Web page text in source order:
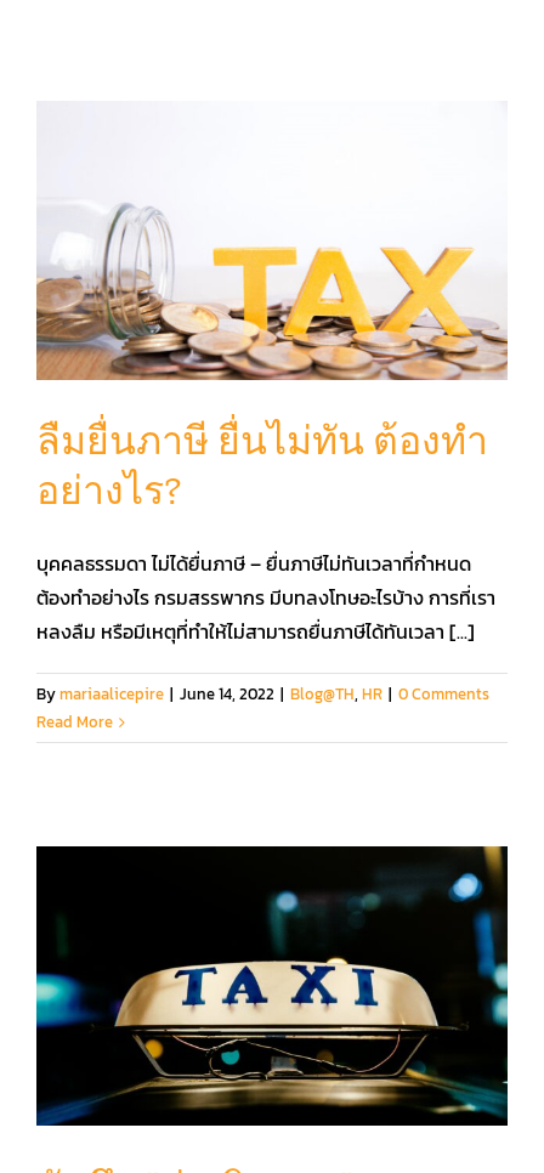
ลืมยื่นภาษี ยื่นไม่ทัน ต้องทำ
อย่างไร?
บุคคลธรรมดา ไม่ได้ยื่นภาษี – ยื่นภาษีไม่ทันเวลาที่กำหนด
ต้องทำอย่างไร กรมสรรพากร มีบทลงโทษอะไรบ้าง การที่เรา
หลงลืม หรือมีเหตุที่ทำให้ไม่สามารถยื่นภาษีได้ทันเวลา [...]
Bymariaalicepire | June 14, 2022 | Blog@TH, HR | 0 Comments
Read More